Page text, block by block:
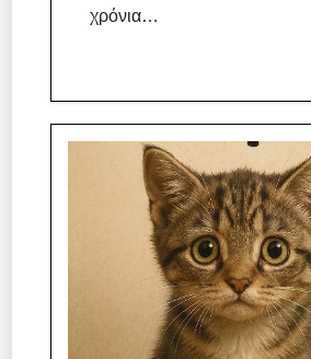
χρόνια…